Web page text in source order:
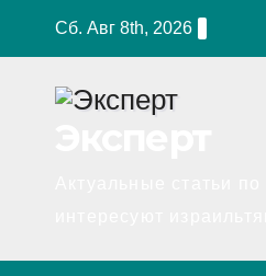
Сб. Авг 8th, 2026